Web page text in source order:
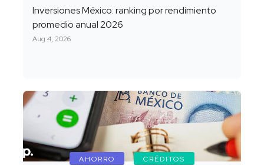
Inversiones México: ranking por rendimiento
promedio anual 2026
Aug 4, 2026
AHORRO CRÉDITOS